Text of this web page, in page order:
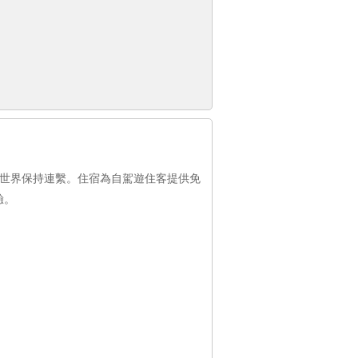
界保持連繫。住宿為自駕遊住客提供免